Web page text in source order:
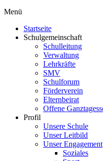
Menü
Startseite
Schulgemeinschaft
Schulleitung
Verwaltung
Lehrkräfte
SMV
Schulforum
Förderverein
Elternbeirat
Offene
Profil
Unsere Schule
Unser Leitbild
Unser Engagement
Soziales